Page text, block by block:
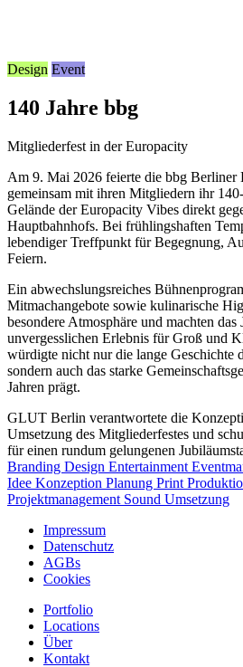
Design Event
140 Jahre bbg
Mitgliederfest in der Europacity
Am 9. Mai 2026 feierte die bbg Berliner
gemeinsam mit ihren Mitgliedern ihr
Gelände der Europacity Vibes direkt
Hauptbahnhofs. Bei frühlingshaften
lebendiger Treffpunkt für Begegnung,
Feiern.
Ein abwechslungsreiches
Mitmachangebote sowie kulinarische
besondere Atmosphäre und machten
unvergesslichen Erlebnis für Groß und
würdigte nicht nur die lange Geschichte
sondern auch das starke
Jahren prägt.
GLUT Berlin verantwortete die
Umsetzung des Mitgliederfestes und
für einen rundum gelungenen
Branding Design Entertainment
Idee Konzeption Planung Print
Projektmanagement Sound Umsetzung
Impressum
Datenschutz
AGBs
Cookies
Portfolio
Locations
Über
Kontakt